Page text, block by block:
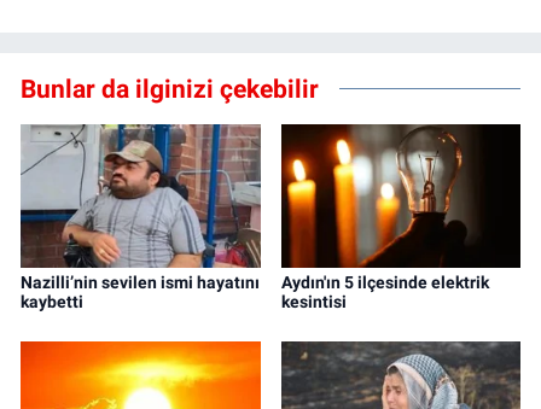
Bunlar da ilginizi çekebilir
Nazilli’nin sevilen ismi hayatını
kaybetti
Aydın'ın 5 ilçesinde elektrik
kesintisi